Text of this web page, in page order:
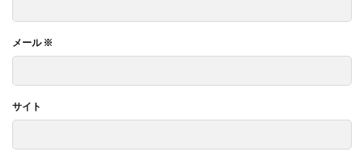
メール※
サイト